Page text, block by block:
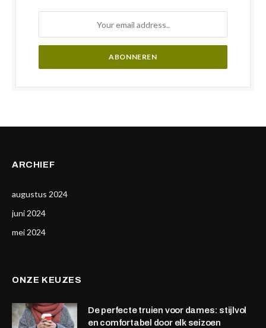
ARCHIEF
augustus 2024
juni 2024
mei 2024
ONZE KEUZES
De perfecte truien voor dames: stijlvol
en comfortabel door elk seizoen